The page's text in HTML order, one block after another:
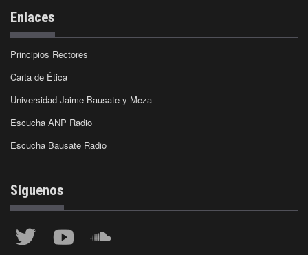
Enlaces
Principios Rectores
Carta de Ética
Universidad Jaime Bausate y Meza
Escucha ANP Radio
Escucha Bausate Radio
Síguenos